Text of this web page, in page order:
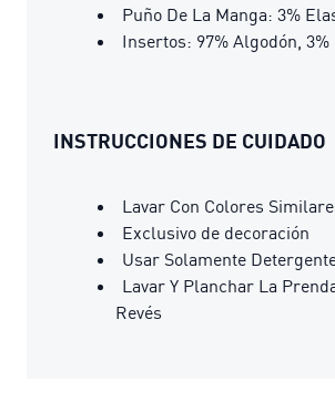
Puño De La Manga: 3%
Insertos: 97% Algodón,
INSTRUCCIONES DE CUIDADO
Lavar Con Colores
Exclusivo de decoración
Usar Solamente
Lavar Y Planchar La
Revés